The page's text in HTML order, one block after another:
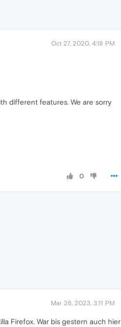
Oct 27, 2020, 4:18 PM
different features. We are sorry
0
Mar 26, 2023, 3:11 PM
Firefox. War bis gestern auch hier